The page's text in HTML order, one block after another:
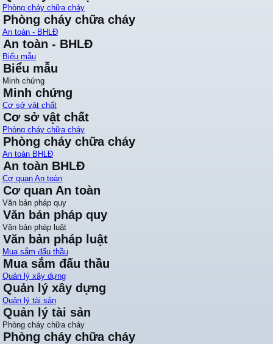
Phòng cháy chữa cháy
Phòng cháy chữa cháy
An toàn - BHLĐ
An toàn - BHLĐ
Biểu mẫu
Biểu mẫu
Minh chứng
Minh chứng
Cơ sở vật chất
Cơ sở vật chất
Phòng cháy chữa cháy
Phòng cháy chữa cháy
An toàn BHLĐ
An toàn BHLĐ
Cơ quan An toàn
Cơ quan An toàn
Văn bản pháp quy
Văn bản pháp quy
Văn bản pháp luật
Văn bản pháp luật
Mua sắm đấu thầu
Mua sắm đấu thầu
Quản lý xây dựng
Quản lý xây dựng
Quản lý tài sản
Quản lý tài sản
Phòng cháy chữa cháy
Phòng cháy chữa cháy